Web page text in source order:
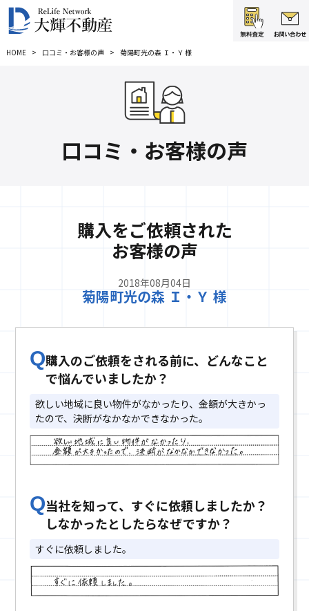
HOME 口コミ・お客様の声 菊陽町光の森 Ｉ・Ｙ 様
口コミ・お客様の声
購入をご依頼された
お客様の声
2018年08月04日
菊陽町光の森 Ｉ・Ｙ 様
Q購入のご依頼をされる前に、どんなこと
で悩んでいましたか？
欲しい地域に良い物件がなかったり、金額が大きかっ
たので、決断がなかなかできなかった。
Q当社を知って、すぐに依頼しましたか？
しなかったとしたらなぜですか？
すぐに依頼しました。